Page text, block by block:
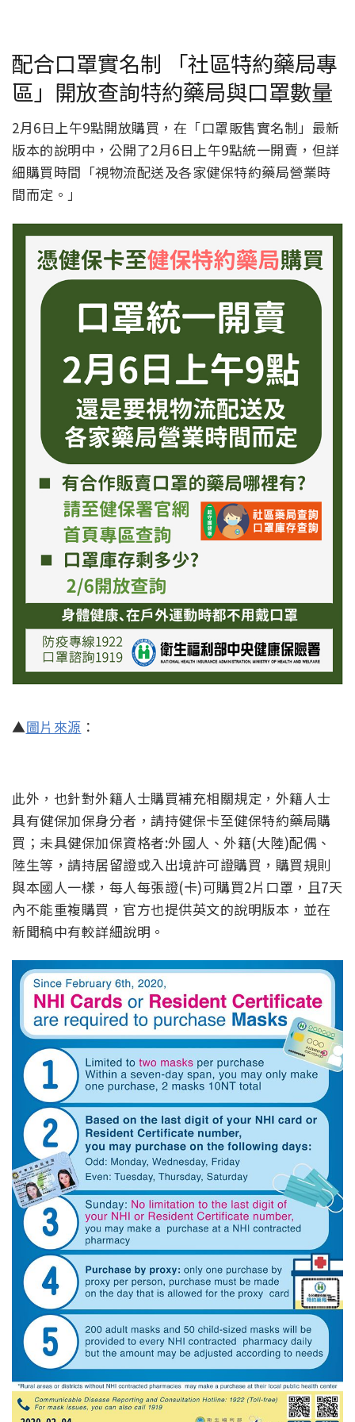
配合口罩實名制 「社區特約藥局專
區」開放查詢特約藥局與口罩數量
2月6日上午9點開放購買，在「口罩販售實名制」最新
版本的說明中，公開了2月6日上午9點統一開賣，但詳
細購買時間「視物流配送及各家健保特約藥局營業時
間而定。」
▲圖片來源 ：
此外，也針對外籍人士購買補充相關規定，外籍人士
具有健保加保身分者，請持健保卡至健保特約藥局購
買；未具健保加保資格者:外國人、外籍(大陸)配偶、
陸生等，請持居留證或入出境許可證購買，購買規則
與本國人一樣，每人每張證(卡)可購買2片口罩，且7天
內不能重複購買，官方也提供英文的說明版本，並在
新聞稿中有較詳細說明。